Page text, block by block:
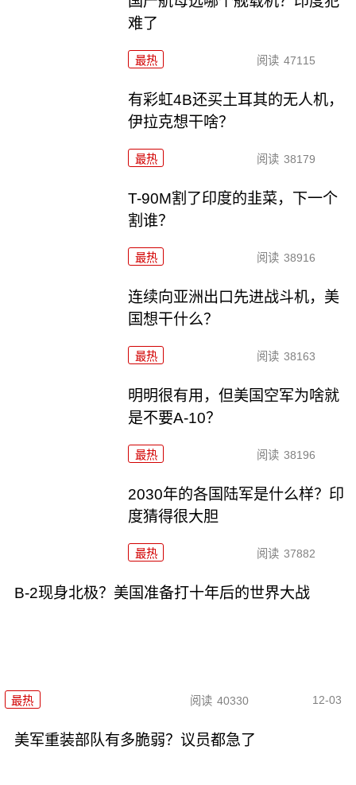
难了
最热 阅读 47115
有彩虹4B还买土耳其的无人机，
伊拉克想干啥？
最热 阅读 38179
T-90M割了印度的韭菜，下一个
割谁？
最热 阅读 38916
连续向亚洲出口先进战斗机，美
国想干什么？
最热 阅读 38163
明明很有用，但美国空军为啥就
是不要A-10？
最热 阅读 38196
2030年的各国陆军是什么样？印
度猜得很大胆
最热 阅读 37882
B-2现身北极？美国准备打十年后的世界大战
最热 阅读 40330 12-03
美军重装部队有多脆弱？议员都急了